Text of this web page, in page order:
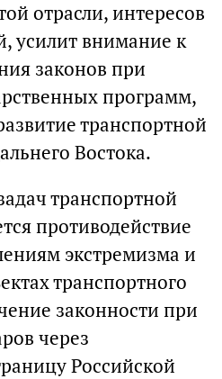
отрасли, интересов
усилит внимание к
законов при
программ,
транспортной
Востока.
транспортной
противодействие
экстремизма и
транспортного
законности при
через
Российской